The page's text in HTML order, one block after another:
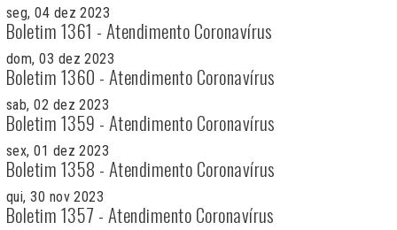
seg, 04 dez 2023
Boletim 1361 - Atendimento Coronavírus
dom, 03 dez 2023
Boletim 1360 - Atendimento Coronavírus
sab, 02 dez 2023
Boletim 1359 - Atendimento Coronavírus
sex, 01 dez 2023
Boletim 1358 - Atendimento Coronavírus
qui, 30 nov 2023
Boletim 1357 - Atendimento Coronavírus